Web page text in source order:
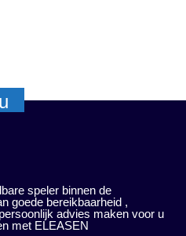
speler binnen de
goede bereikbaarheid ,
advies maken voor u
met ELEASEN